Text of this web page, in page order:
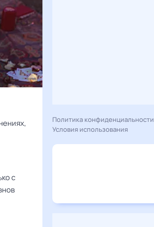
с
Политика конфиденциальности
Условия использования